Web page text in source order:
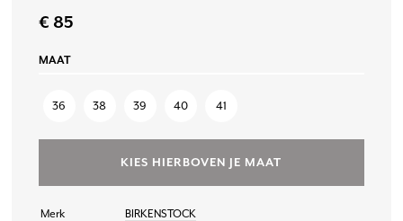
€ 85
MAAT
36 38 39 40 41
KIES HIERBOVEN JE MAAT
Merk
BIRKENSTOCK